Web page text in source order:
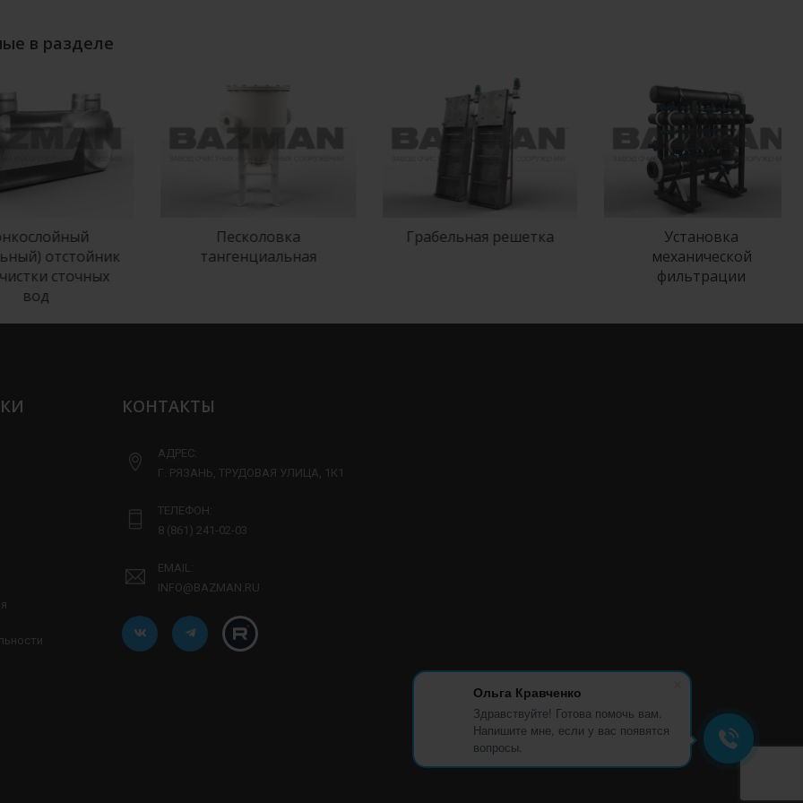
Ольга Кравченко
Здравствуйте! Готова помочь вам.
Напишите мне, если у вас появятся
вопросы.
в разделе
отстойник
сточных
вод
Песколовка
тангенциальная
Грабельная решетка
Установка
механической
фильтрации
КОНТАКТЫ
АДРЕС:
Г. РЯЗАНЬ, ТРУДОВАЯ УЛИЦА, 1К1
ТЕЛЕФОН:
8 (861) 241-02-03
EMAIL:
INFO@BAZMAN.RU